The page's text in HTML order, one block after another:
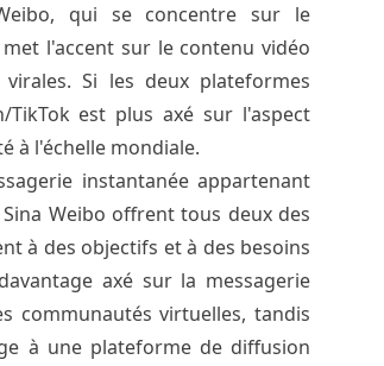
qui se concentre sur le
l'accent sur le contenu vidéo
Si les deux plateformes
est plus axé sur l'aspect
à l'échelle mondiale.
instantanée appartenant
Weibo offrent tous deux des
à des objectifs et à des besoins
axé sur la messagerie
communautés virtuelles, tandis
à une plateforme de diffusion